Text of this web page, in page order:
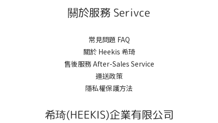
關於服務 Serivce
常見問題 FAQ
關於 Heekis 希琦
售後服務 After-Sales Service
運送政策
隱私權保護方法
希琦(HEEKIS)企業有限公司